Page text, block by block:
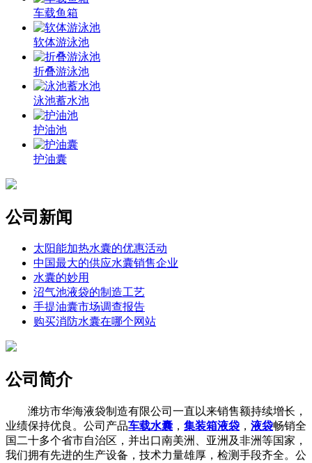
车载鱼箱
软体游泳池
折叠游泳池
泳池蓄水池
护油池
护油囊
公司新闻
太阳能加热水囊的优惠活动
中国最大的供应水囊销售企业
水囊的妙用
沼气池液袋的制造工艺
手提油囊市场调查报告
购买消防水囊在哪个网站
公司简介
潍坊市华海液袋制造有限公司一直以来销售额持续增长，
业绩保持优良。公司产品车载水囊 ， 集装箱液袋 ， 液袋畅销全
国二十多个省市自治区，并出口南美洲、亚洲及非洲等国家，
我们拥有先进的生产设备，技术力量雄厚，检测手段齐全。公